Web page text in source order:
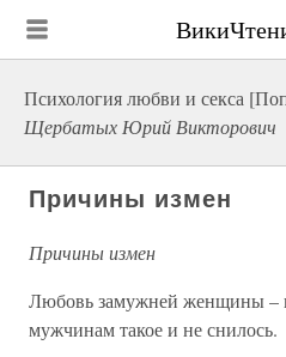
Психология любви и секса
Щербатых Юрий Викторович
Причины измен
Причины измен
Любовь замужней женщины –
мужчинам такое и не снилось.